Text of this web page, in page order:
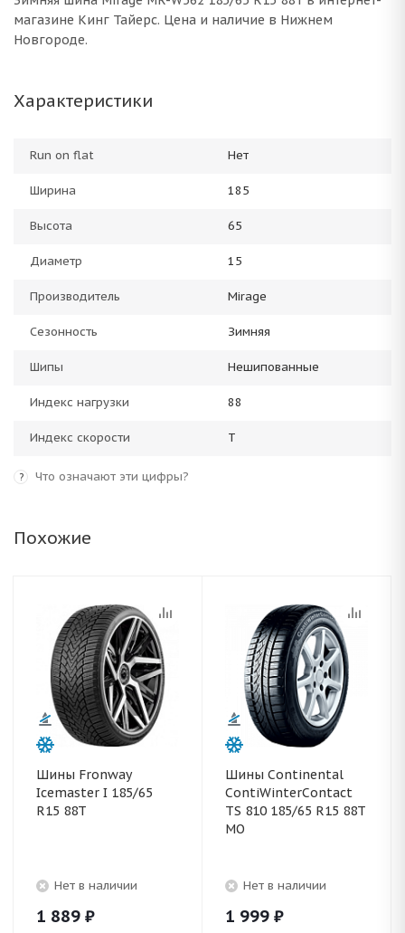
магазине Кинг Тайерс. Цена и наличие в Нижнем
Новгороде.
Характеристики
Run on flat Нет
Ширина 185
Высота 65
Диаметр 15
Производитель Mirage
Сезонность Зимняя
Шипы Нешипованные
Индекс нагрузки 88
Индекс скорости T
? Что означают эти цифры?
Похожие
Шины Fronway
Icemaster I 185/65
R15 88T
Нет в наличии
1 889 ₽
Шины Continental
ContiWinterContact
TS 810 185/65 R15 88T
MO
Нет в наличии
1 999 ₽